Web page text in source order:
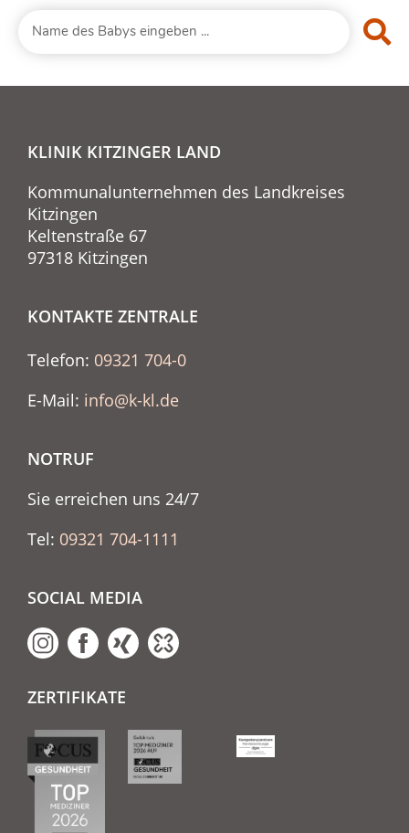
KLINIK KITZINGER LAND
Kommunalunternehmen des Landkreises
Kitzingen
Keltenstraße 67
97318 Kitzingen
KONTAKTE ZENTRALE
Telefon: 09321 704-0
E-Mail: info@k-kl.de
NOTRUF
Sie erreichen uns 24/7
Tel: 09321 704-1111
SOCIAL MEDIA
ZERTIFIKATE